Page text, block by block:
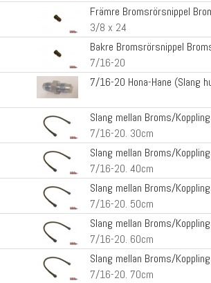
Främre Bromsrörsnippel
3/8 x 24
Bakre Bromsrörsnippel
7/16-20
7/16-20 Hona-Hane (Slang
Slang mellan Broms/
7/16-20. 30cm
Slang mellan Broms/
7/16-20. 40cm
Slang mellan Broms/
7/16-20. 50cm
Slang mellan Broms/
7/16-20. 60cm
Slang mellan Broms/
7/16-20. 70cm